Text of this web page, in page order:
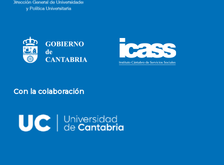
Con la colaboración